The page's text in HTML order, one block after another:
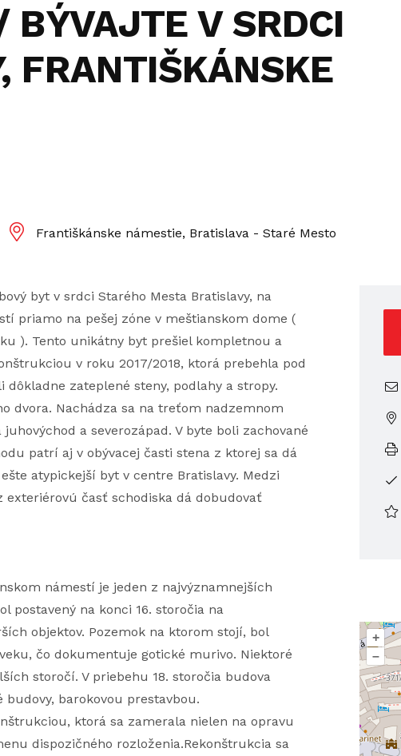
BÝVAJTE V SRDCI
FRANTIŠKÁNSKE
Františkánske námestie, Bratislava - Staré Mesto
byt v srdci Starého Mesta Bratislavy, na
priamo na pešej zóne v meštianskom dome (
). Tento unikátny byt prešiel kompletnou a
v roku 2017/2018, ktorá prebehla pod
zateplené steny, podlahy a stropy.
dvora. Nachádza sa na treťom nadzemnom
a severozápad. V byte boli zachované
patrí aj v obývacej časti stena z ktorej sa dá
atypickejší byt v centre Bratislavy. Medzi
exteriérovú časť schodiska dá dobudovať
námestí je jeden z najvýznamnejších
postavený na konci 16. storočia na
objektov. Pozemok na ktorom stojí, bol
čo dokumentuje gotické murivo. Niektoré
storočí. V priebehu 18. storočia budova
barokovou prestavbou.
ktorá sa zamerala nielen na opravu
dispozičného rozloženia.Rekonštrukcia sa
+
–